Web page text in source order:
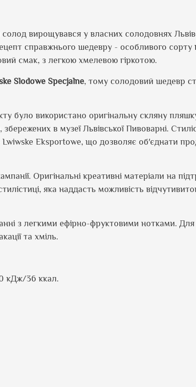
вирощувався у власних солодовнях
справжнього шедевру - особливого сорту
смак, з легкою хмелевою гіркотою.
Slodowe Specjalne, тому солодовий шедевр
було використано оригінальну скляну
в музеї Львівської Пивоварні.
Lwiwske Eksportowe, що дозволяє об′єднати
Оригінальні креативні матеріали на
яка наддасть можливість відчути
з легкими ефірно-фруктовими нотками. Для
та хміль.
кДж/36 ккал.